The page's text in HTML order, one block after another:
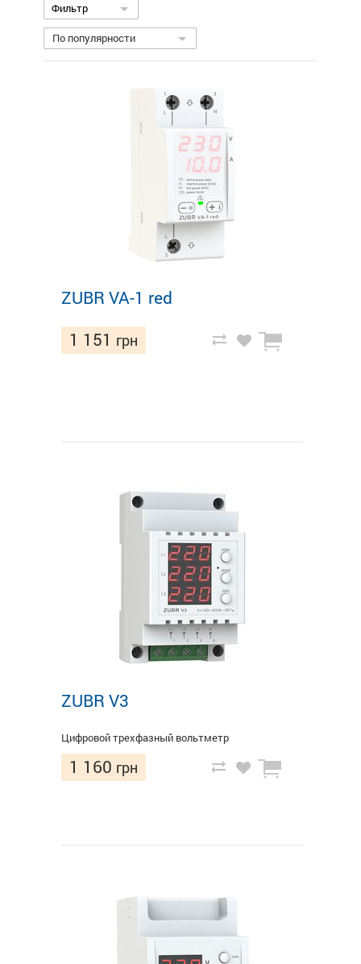
Фильтр
По популярности
ZUBR VA-1 red
1 151 грн
ZUBR V3
Цифровой трехфазный вольтметр
1 160 грн